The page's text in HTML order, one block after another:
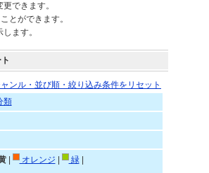
できます。
とができます。
ます。
ンル・並び順・絞り込み条件をリセット
類
| オレンジ 緑|